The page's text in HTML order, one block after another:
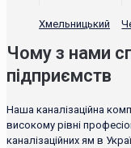
Хмельницький
Чому з нами
підприємств
Наша каналізаційна
високому рівні
каналізаційних ям в